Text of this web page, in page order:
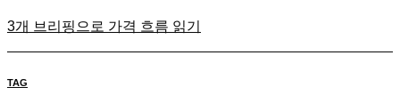
3개 브리핑으로 가격 흐름 읽기
TAG